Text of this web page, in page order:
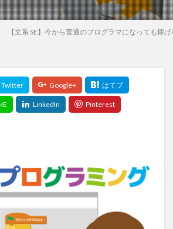
【文系 SE】今から普通のプログラマになっても稼